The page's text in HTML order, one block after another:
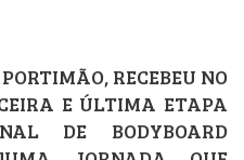
RECEBEU NO
E ÚLTIMA ETAPA
DE BODYBOARD